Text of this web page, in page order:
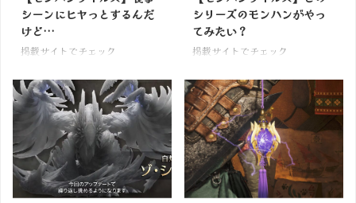
シーンにヒヤっとするんだ
けど…
掲載サイトでチェック
シリーズのモンハンがやっ
てみたい？
掲載サイトでチェック